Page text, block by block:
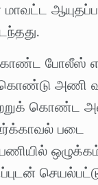
மாவட்ட
போலீஸ்
அணி
கொண்ட
படை